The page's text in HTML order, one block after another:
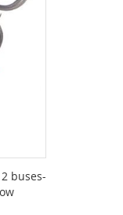
buses-